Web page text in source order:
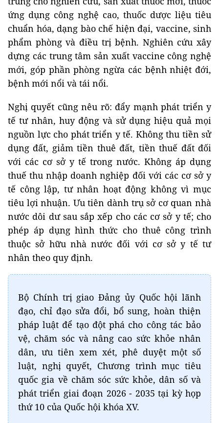
ứng dụng công nghệ cao, thuốc dược liệu tiêu
chuẩn hóa, dạng bào chế hiện đại, vaccine, sinh
phẩm phòng và điều trị bệnh. Nghiên cứu xây
dựng các trung tâm sản xuất vaccine công nghệ
mới, góp phần phòng ngừa các bệnh nhiệt đới,
bệnh mới nổi và tái nổi.
Nghị quyết cũng nêu rõ: đẩy mạnh phát triển y
tế tư nhân, huy động và sử dụng hiệu quả mọi
nguồn lực cho phát triển y tế. Không thu tiền sử
dụng đất, giảm tiền thuê đất, tiền thuế đất đối
với các cơ sở y tế trong nước. Không áp dụng
thuế thu nhập doanh nghiệp đối với các cơ sở y
tế công lập, tư nhân hoạt động không vì mục
tiêu lợi nhuận. Ưu tiên dành trụ sở cơ quan nhà
nước dôi dư sau sắp xếp cho các cơ sở y tế; cho
phép áp dụng hình thức cho thuê công trình
thuộc sở hữu nhà nước đối với cơ sở y tế tư
nhân theo quy định.
Bộ Chính trị giao Đảng ủy Quốc hội lãnh
đạo, chỉ đạo sửa đổi, bổ sung, hoàn thiện
pháp luật để tạo đột phá cho công tác bảo
vệ, chăm sóc và nâng cao sức khỏe nhân
dân, ưu tiên xem xét, phê duyệt một số
luật, nghị quyết, Chương trình mục tiêu
quốc gia về chăm sóc sức khỏe, dân số và
phát triển giai đoạn 2026 - 2035 tại kỳ họp
thứ 10 của Quốc hội khóa XV.